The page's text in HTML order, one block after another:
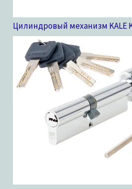
Цилиндровый механизм KALE